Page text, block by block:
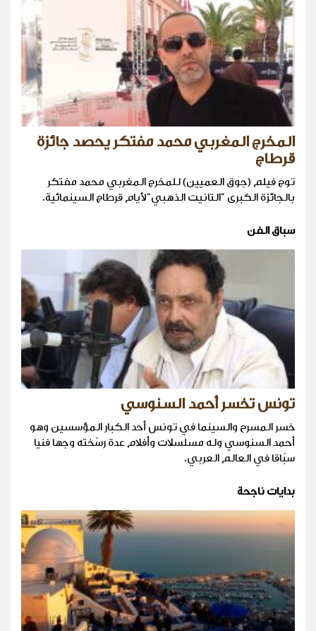
المخرج المغربي محمد مفتكر يحصد جائزة
قرطاج
توج فيلم (جوق العميين) للمخرج المغربي محمد مفتكر
بالجائزة الكبرى "التانيت الذهبي"لأيام قرطاج السينمائية.
سباق الفن
تونس تخسر أحمد السنوسي
خسر المسرح والسينما في تونس أحد الكبار المؤسسين وهو
أحمد السنوسي وله مسلسلات وأفلام عدة رسّخته وجها فنيا
سبّاقا في العالم العربي.
بدايات ناجحة